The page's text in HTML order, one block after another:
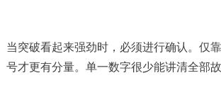
当突破看起来强劲时，必须进行确认。仅
号才更有分量。单一数字很少能讲清全部